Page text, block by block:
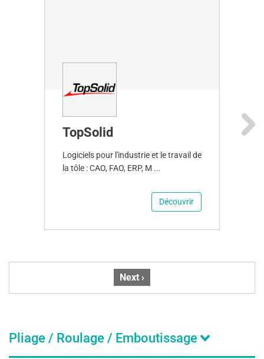
TopSolid
Logiciels pour l'industrie et le travail de
la tôle : CAO, FAO, ERP, M ...
Découvrir
Page
suivante
Next ›
Pliage / Roulage / Emboutissage